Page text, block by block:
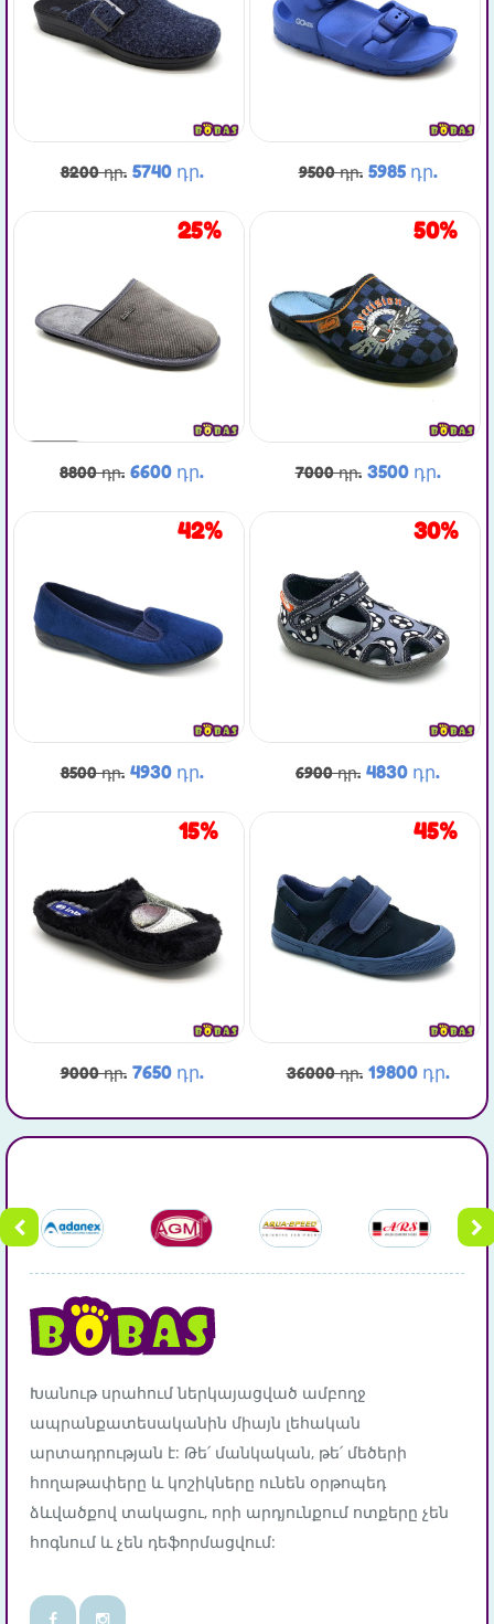
5740 դր.
8200 դր.
25%
6600 դր.
8800 դր.
42%
4930 դր.
8500 դր.
15%
7650 դր.
9000 դր.
5985 դր.
9500 դր.
50%
3500 դր.
7000 դր.
30%
4830 դր.
6900 դր.
45%
19800 դր.
36000 դր.
Խանութ սրահում ներկայացված ամբողջ
ապրանքատեսականին միայն լեհական
արտադրության է: Թե՛ մանկական, թե՛ մեծերի
հողաթափերը և կոշիկները ունեն օրթոպեդ
ձևվածքով տակացու, որի արդյունքում ոտքերը չեն
հոգնում և չեն դեֆորմացվում: